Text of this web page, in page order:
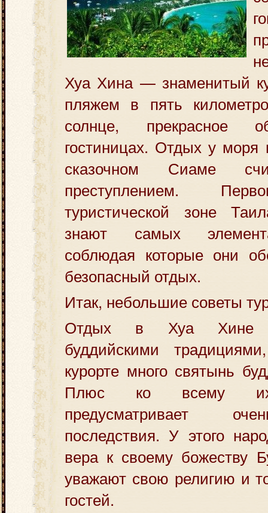
Хуа Хина — знаменитый
пляжем в пять
солнце, прекрасное
гостиницах. Отдых у моря
сказочном Сиаме
преступлением.
туристической зоне
знают самых
соблюдая которые они
безопасный отдых.
Итак, небольшие советы
Отдых в Хуа Хине
буддийскими
курорте много святынь
Плюс ко всему их
предусматривает
последствия. У этого
вера к своему божеству
уважают свою религию и
гостей.